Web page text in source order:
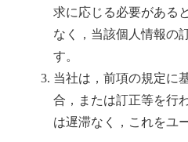
求に応じる必要がある
なく，当該個人情報の
す。
当社は，前項の規定に
合，または訂正等を行
は遅滞なく，これをユ